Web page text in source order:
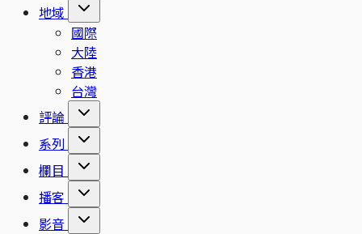
地域
國際
大陸
香港
台灣
評論
系列
欄目
播客
影音